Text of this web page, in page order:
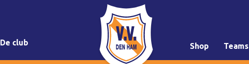
De club Shop Teams